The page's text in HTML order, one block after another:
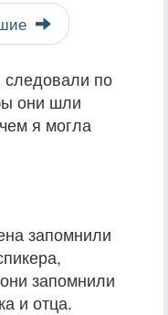
следовали по
они шли
я могла
запомнили
запомнили
и отца.